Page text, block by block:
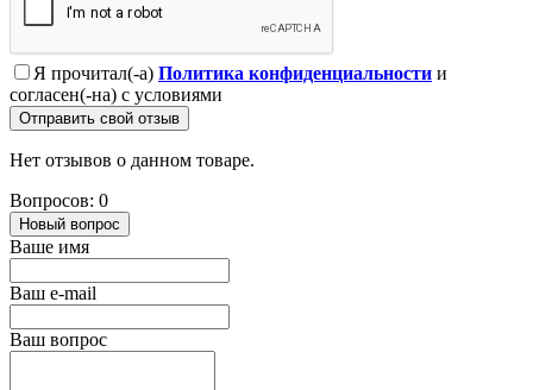
Я прочитал(-а) Политика конфиденциальности и
согласен(-на) с условиями
Отправить свой отзыв
Нет отзывов о данном товаре.
Вопросов: 0
Новый вопрос
Ваше имя
Ваш e-mail
Ваш вопрос